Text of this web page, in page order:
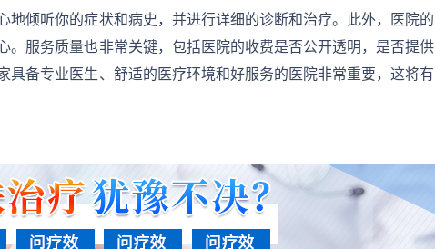
地倾听你的症状和病史，并进行详细的诊断和治疗。此外，医院的
。服务质量也非常关键，包括医院的收费是否公开透明，是否提供
具备专业医生、舒适的医疗环境和好服务的医院非常重要，这将有